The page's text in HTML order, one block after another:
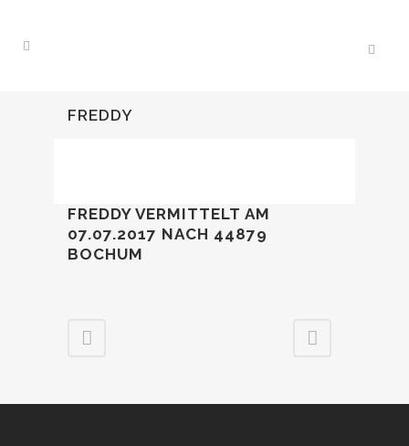
FREDDY
FREDDY VERMITTELT AM
07.07.2017 NACH 44879
BOCHUM